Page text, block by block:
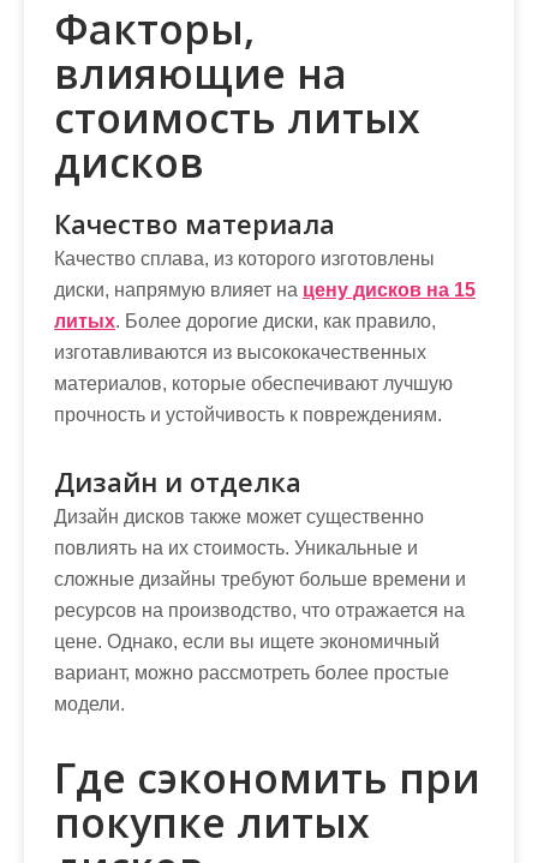
Факторы,
влияющие на
стоимость литых
дисков
Качество материала
Качество сплава, из которого изготовлены
диски, напрямую влияет на цену дисков на 15
литых. Более дорогие диски, как правило,
изготавливаются из высококачественных
материалов, которые обеспечивают лучшую
прочность и устойчивость к повреждениям.
Дизайн и отделка
Дизайн дисков также может существенно
повлиять на их стоимость. Уникальные и
сложные дизайны требуют больше времени и
ресурсов на производство, что отражается на
цене. Однако, если вы ищете экономичный
вариант, можно рассмотреть более простые
модели.
Где сэкономить при
покупке литых